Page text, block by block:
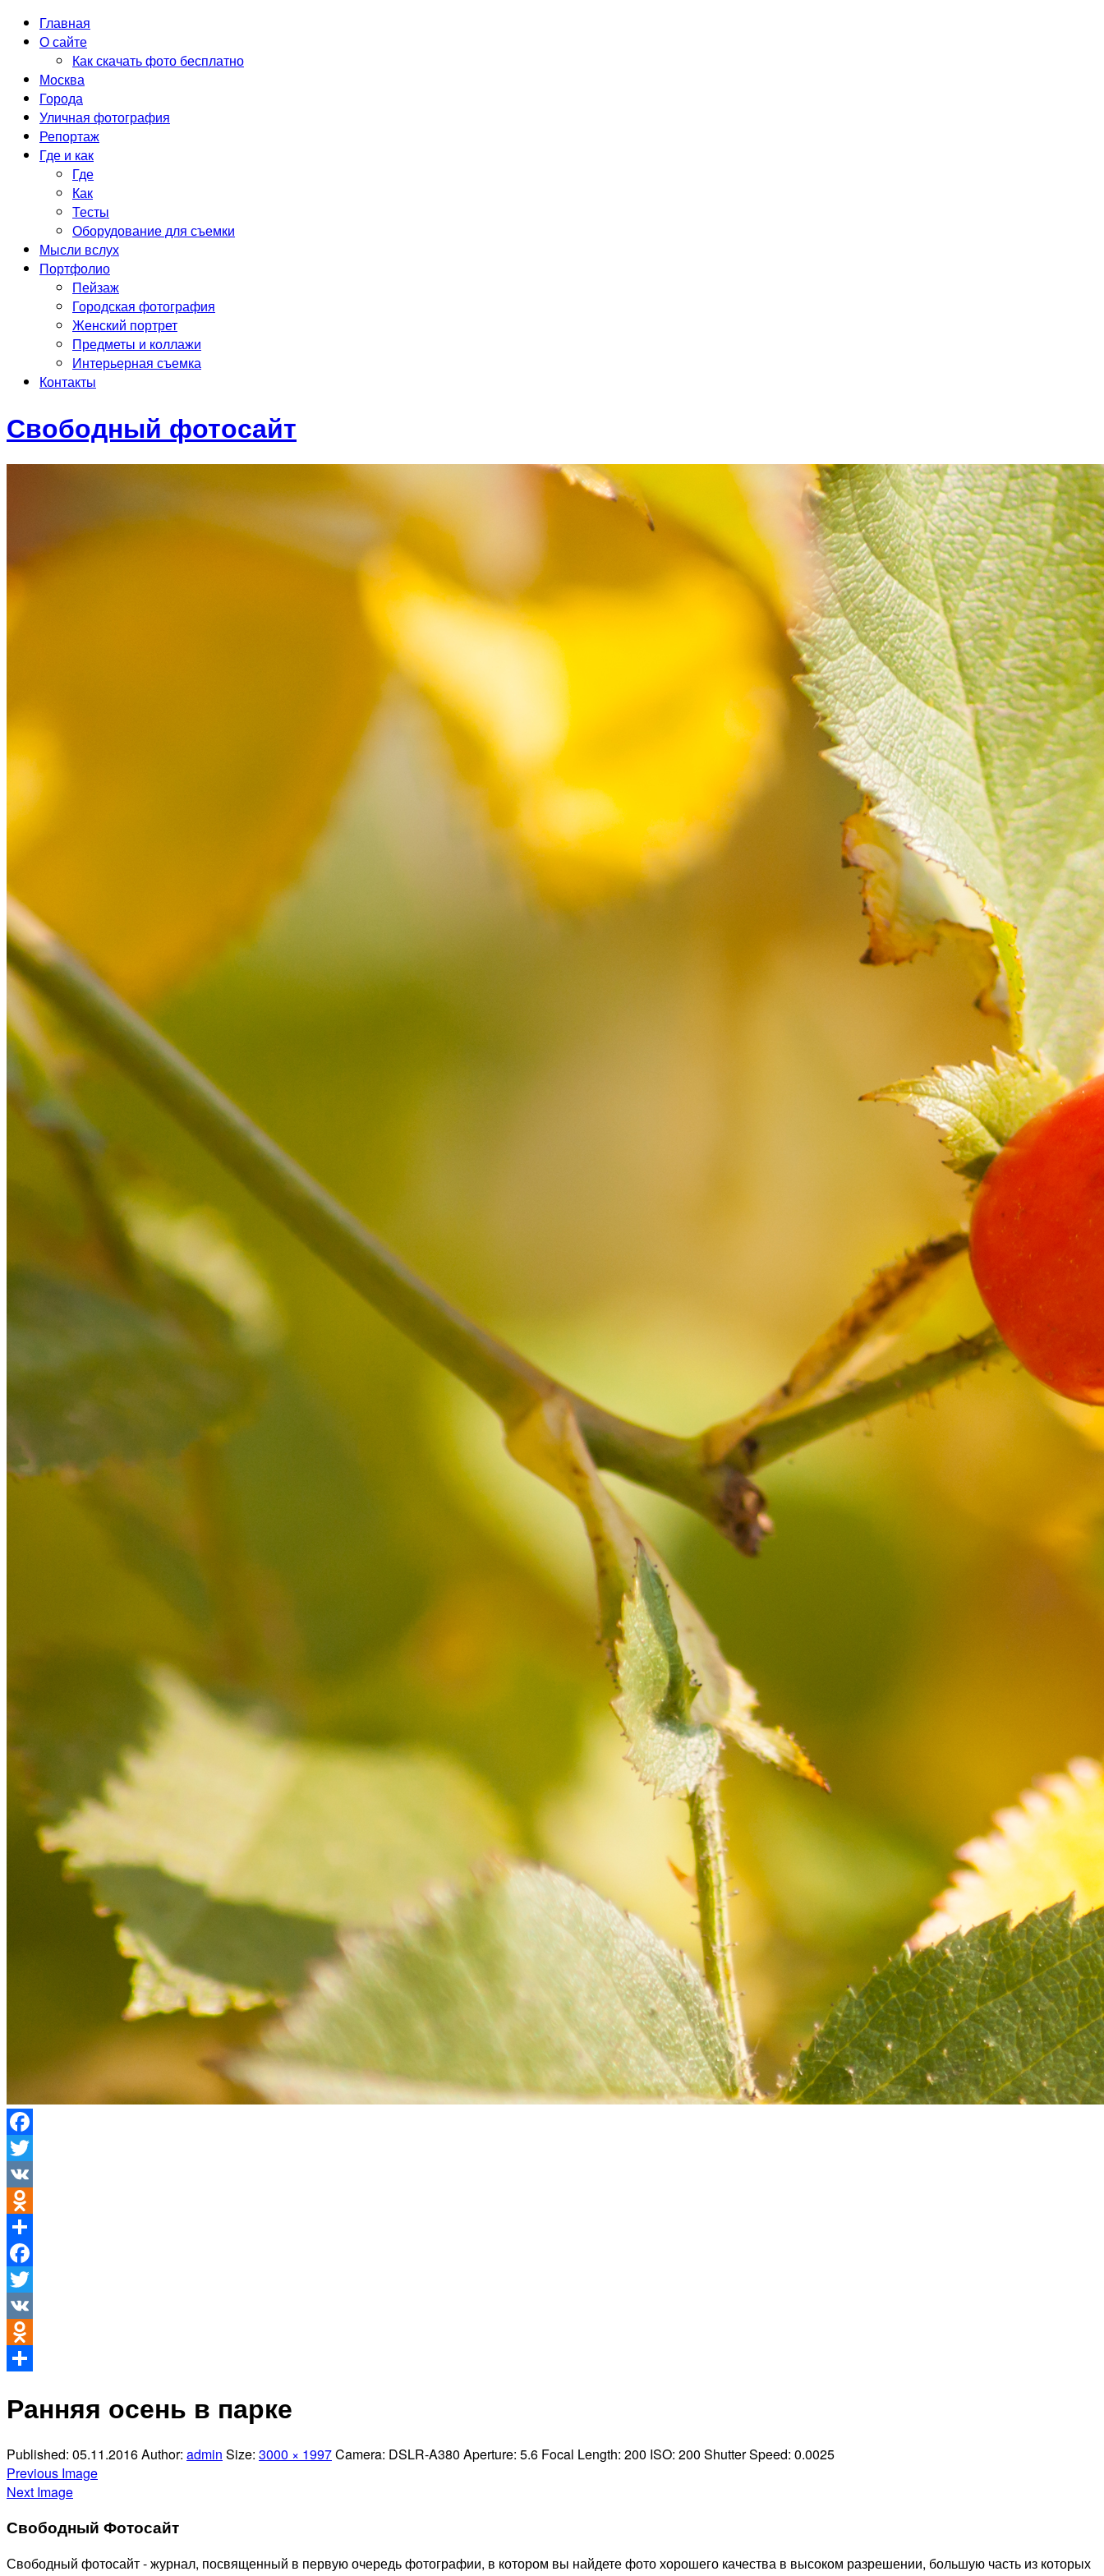
Главная
О сайте
Как скачать фото бесплатно
Москва
Города
Уличная фотография
Репортаж
Где и как
Где
Как
Тесты
Оборудование для съемки
Мысли вслух
Портфолио
Пейзаж
Городская фотография
Женский портрет
Предметы и коллажи
Интерьерная съемка
Контакты
Свободный фотосайт
Facebook
Twitter
VK
Odnoklassniki
Отправить
Facebook
Twitter
VK
Odnoklassniki
Ранняя осень в парке
Published: 05.11.2016Author: admin Size: 3000 × 1997Camera: DSLR-A380 Aperture: 5.6 Focal Length: 200 ISO: 200 Shutter Speed: 0.0025
Previous Image
Next Image
Свободный Фотосайт
Свободный фотосайт - журнал, посвященный в первую очередь фотографии, в котором вы найдете фото хорошего качества в высоком разрешении, большую часть из которых